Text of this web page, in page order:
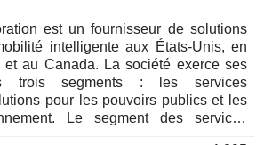
est un fournisseur de solutions
intelligente aux États-Unis, en
et au Canada. La société exerce ses
trois segments : les services
pour les pouvoirs publics et les
Le segment des services